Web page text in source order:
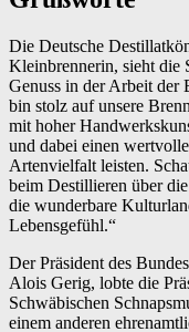
Die Deutsche
Kleinbrennerin, sieht die
Genuss in der Arbeit der
bin stolz auf unsere
mit hoher
und dabei einen
Artenvielfalt leisten.
beim Destillieren über
die wunderbare
Lebensgefühl.“
Der Präsident des
Alois Gerig, lobte die
Schwäbischen
einem anderen